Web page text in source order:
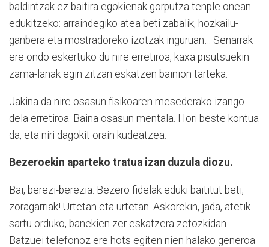
baldintzak ez baitira egokienak gorputza tenple onean
edukitzeko: arraindegiko atea beti zabalik, hozkailu-
ganbera eta mostradoreko izotzak inguruan… Senarrak
ere ondo eskertuko du nire erretiroa, kaxa pisutsuekin
zama-lanak egin zitzan eskatzen bainion tarteka.
Jakina da nire osasun fisikoaren mesederako izango
dela erretiroa. Baina osasun mentala. Hori beste kontua
da, eta niri dagokit orain kudeatzea.
Bezeroekin aparteko tratua izan duzula diozu.
Bai, berezi-berezia. Bezero fidelak eduki baititut beti,
zoragarriak! Urtetan eta urtetan. Askorekin, jada, atetik
sartu orduko, banekien zer eskatzera zetozkidan.
Batzuei telefonoz ere hots egiten nien halako generoa